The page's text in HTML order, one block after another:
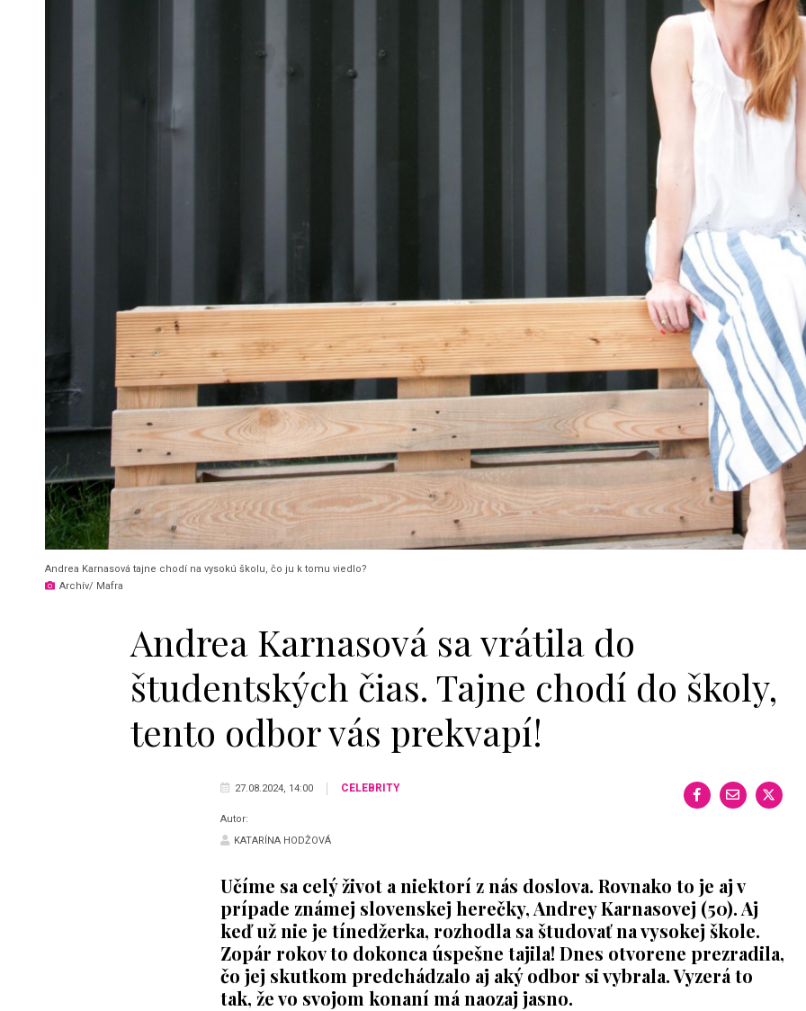
Andrea Karnasová tajne chodí na vysokú školu, čo ju k tomu viedlo?
Archív/ Mafra
Andrea Karnasová sa vrátila do
študentských čias. Tajne chodí do školy,
tento odbor vás prekvapí!
27.08.2024, 14:00 CELEBRITY
Autor:
KATARÍNA HODŽOVÁ
Učíme sa celý život a niektorí z nás doslova. Rovnako to je aj v
prípade známej slovenskej herečky, Andrey Karnasovej (50). Aj
keď už nie je tínedžerka, rozhodla sa študovať na vysokej škole.
Zopár rokov to dokonca úspešne tajila! Dnes otvorene prezradila,
čo jej skutkom predchádzalo aj aký odbor si vybrala. Vyzerá to
tak, že vo svojom konaní má naozaj jasno.